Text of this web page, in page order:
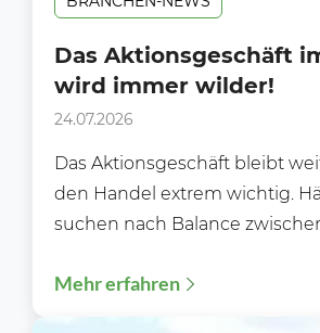
Das Aktionsgeschäft
wird immer wilder!
24.07.2026
Das Aktionsgeschäft bleibt
den Handel extrem wichtig.
suchen nach Balance
Lebensmittelhandel bleiben
und...
Mehr erfahren